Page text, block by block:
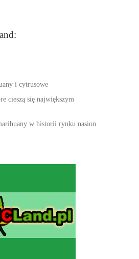
i cytrusowe
cieszą się największym
w historii rynku nasion